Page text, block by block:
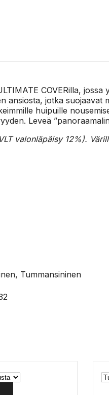
COVERilla,
ansiosta, jotka
huipuille
Leveä
valonläpäisy 12%).
Tummansininen